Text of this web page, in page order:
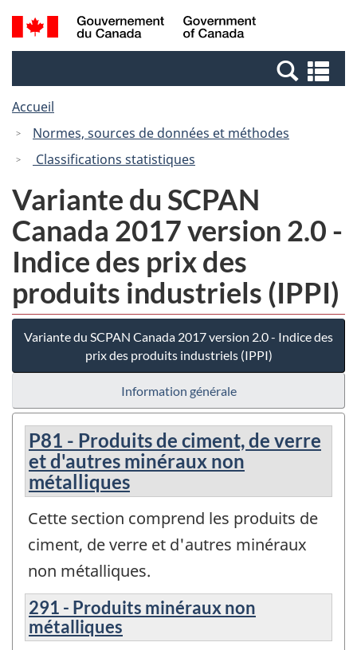
Passer
au
Passer
à
Canada
Recherche
et
et
Accueil
Normes, sources de données et méthodes
Classifications statistiques
Variante du SCPAN
Canada 2017 version 2.0 -
Indice des prix des
produits industriels (IPPI)
Variante du SCPAN Canada 2017 version 2.0 - Indice des
prix des produits industriels (IPPI)
Information générale
P81 - Produits de ciment, de verre
et d'autres minéraux non
métalliques
Cette section comprend les produits de
ciment, de verre et d'autres minéraux
non métalliques.
291 - Produits minéraux non
métalliques